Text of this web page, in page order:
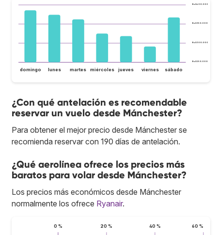
Bs.S250.000
Bs.S300.000
Bs.S350.000
Bs.S400.000
domingo lunes martes miércoles jueves viernes sábado
¿Con qué antelación es recomendable
reservar un vuelo desde Mánchester?
Para obtener el mejor precio desde Mánchester se
recomienda reservar con 190 días de antelación.
¿Qué aerolínea ofrece los precios más
baratos para volar desde Mánchester?
Los precios más económicos desde Mánchester
normalmente los ofrece Ryanair.
0 % 20 % 40 % 60 %